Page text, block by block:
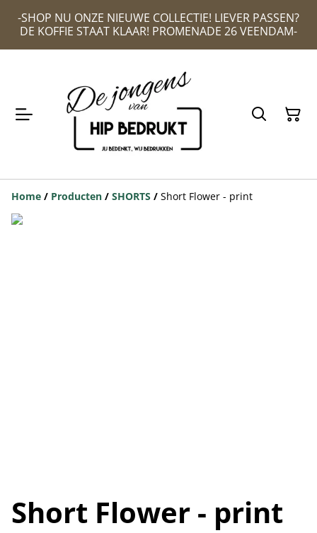
-SHOP NU ONZE NIEUWE COLLECTIE! LIEVER PASSEN?
DE KOFFIE STAAT KLAAR! PROMENADE 26 VEENDAM-
Home / Producten / SHORTS / Short Flower - print
Short Flower - print